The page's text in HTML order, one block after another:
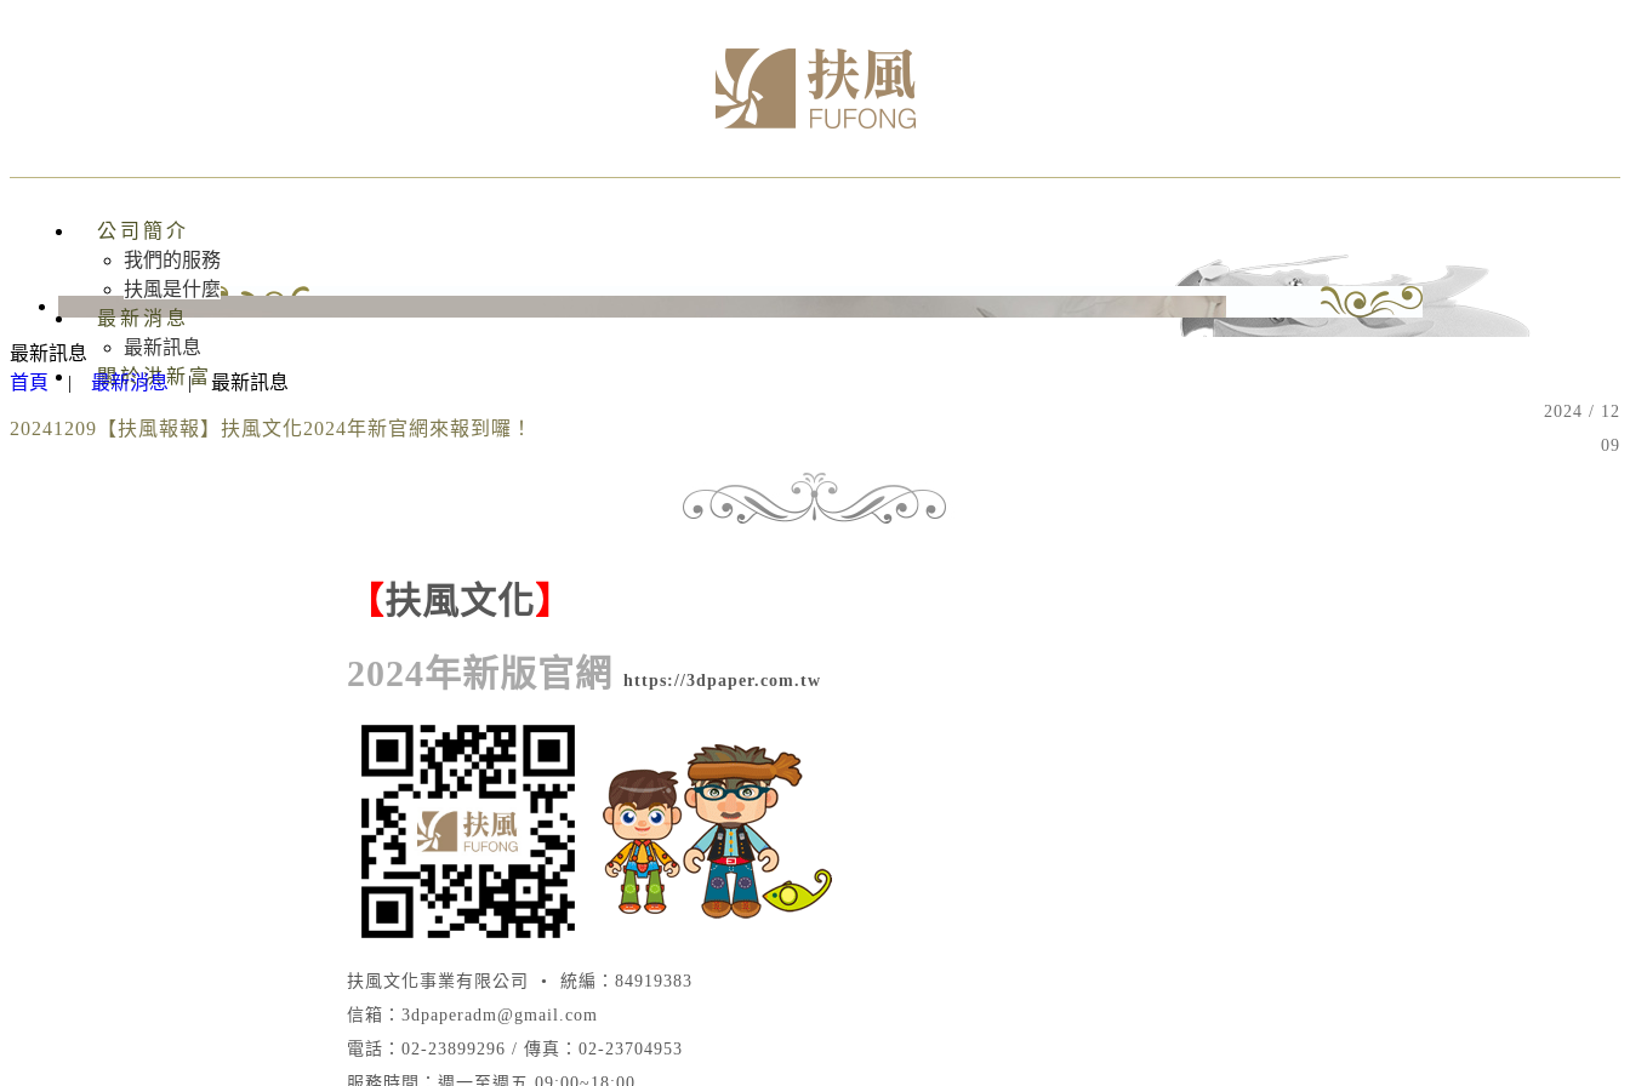
公司簡介
我們的服務
扶風是什麼
最新消息
最新訊息
關於洪新富
最新訊息
首頁 | 最新消息| 最新訊息
20241209【扶風報報】扶風文化2024年新官網來報到囉！
2024 / 12
09
【扶風文化】
2024年新版官網
https://3dpaper.com.tw
扶風文化事業有限公司 • 統編：84919383
信箱： 3dpaperadm@gmail.com
電話：02-23899296 / 傳真：02-23704953